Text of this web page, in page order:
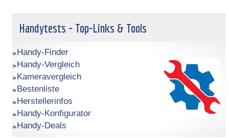
Handytests - Top-Links & Tools
Handy-Finder
Handy-Vergleich
Kameravergleich
Bestenliste
Herstellerinfos
Handy-Konfigurator
Handy-Deals